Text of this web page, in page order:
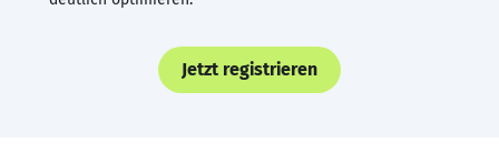
Jetzt registrieren